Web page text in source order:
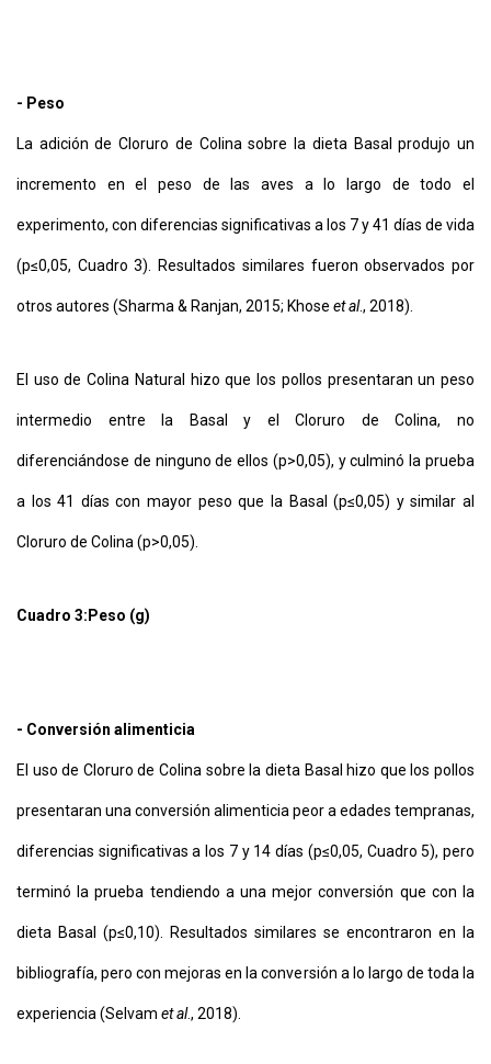
- Peso
La adición de Cloruro de Colina sobre la dieta Basal produjo un
incremento en el peso de las aves a lo largo de todo el
experimento, con diferencias significativas a los 7 y 41 días de vida
(p≤0,05, Cuadro 3). Resultados similares fueron observados por
otros autores (Sharma & Ranjan, 2015; Khose et al., 2018).
El uso de Colina Natural hizo que los pollos presentaran un peso
intermedio entre la Basal y el Cloruro de Colina, no
diferenciándose de ninguno de ellos (p>0,05), y culminó la prueba
a los 41 días con mayor peso que la Basal (p≤0,05) y similar al
Cloruro de Colina (p>0,05).
Cuadro 3: Peso (g)
- Conversión alimenticia
El uso de Cloruro de Colina sobre la dieta Basal hizo que los pollos
presentaran una conversión alimenticia peor a edades tempranas,
diferencias significativas a los 7 y 14 días (p≤0,05, Cuadro 5), pero
terminó la prueba tendiendo a una mejor conversión que con la
dieta Basal (p≤0,10). Resultados similares se encontraron en la
bibliografía, pero con mejoras en la conversión a lo largo de toda la
experiencia (Selvam et al., 2018).